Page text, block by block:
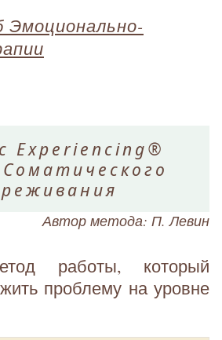
Эмоционально-
Experiencing®
Автор метода: П. Левин
работы, который
проблему на уровне